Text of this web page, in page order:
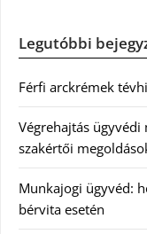
Legutóbbi
Férfi arckrémek
Végrehajtás
szakértői
Munkajogi ügyvéd:
bérvita esetén